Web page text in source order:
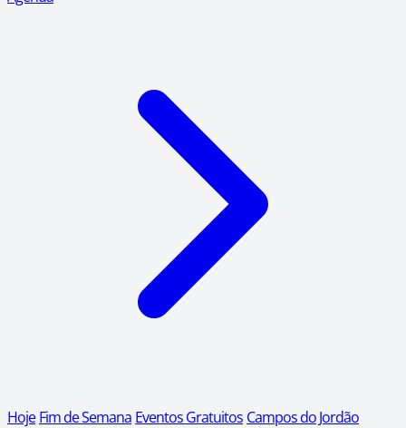
Hoje Fim de Semana Eventos Gratuitos Campos do Jordão